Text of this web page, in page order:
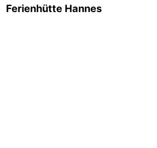
Ferienhütte Hannes